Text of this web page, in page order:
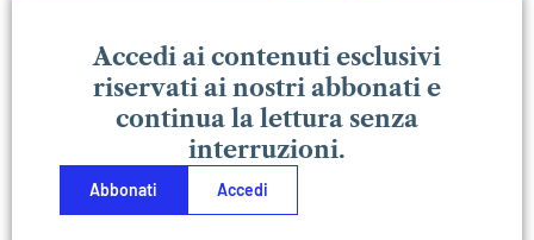
Accedi ai contenuti esclusivi
riservati ai nostri abbonati e
continua la lettura senza
interruzioni.
Abbonati Accedi